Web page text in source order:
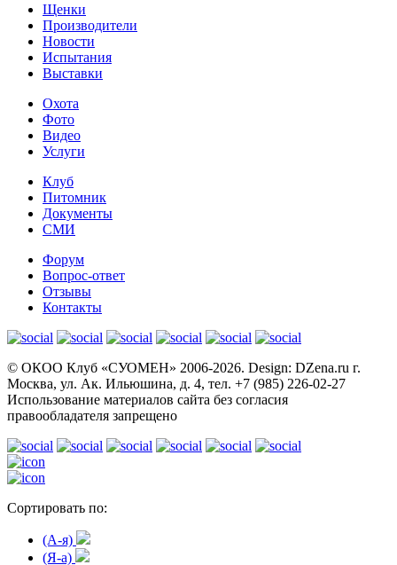
Щенки
Производители
Новости
Испытания
Выставки
Охота
Фото
Видео
Услуги
Клуб
Питомник
Документы
СМИ
Форум
Вопрос-ответ
Отзывы
Контакты
© OКОО Клуб «СУОМЕН» 2006-2026. Design: DZena.ru г.
Москва, ул. Ак. Ильюшина, д. 4, тел. +7 (985) 226-02-27
Использование материалов сайта без согласия
правообладателя запрещено
Сортировать по:
(A-я)
(Я-а)